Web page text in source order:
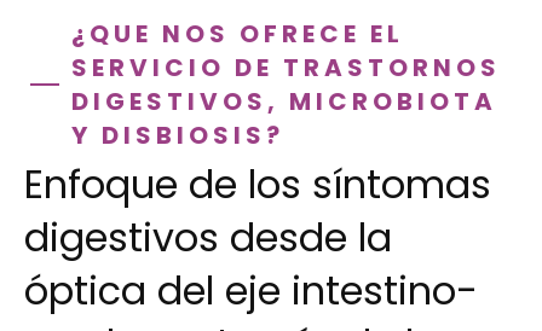
¿QUE NOS OFRECE EL
SERVICIO DE TRASTORNOS
DIGESTIVOS, MICROBIOTA
Y DISBIOSIS?
Enfoque de los síntomas
digestivos desde la
óptica del eje intestino-